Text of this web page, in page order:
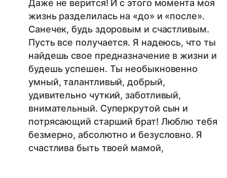
Даже не верится! И с этого момента моя
жизнь разделилась на «до» и «после».
Санечек, будь здоровым и счастливым.
Пусть все получается. Я надеюсь, что ты
найдешь свое предназначение в жизни и
будешь успешен. Ты необыкновенно
умный, талантливый, добрый,
удивительно чуткий, заботливый,
внимательный. Суперкрутой сын и
потрясающий старший брат! Люблю тебя
безмерно, абсолютно и безусловно. Я
счастлива быть твоей мамой,